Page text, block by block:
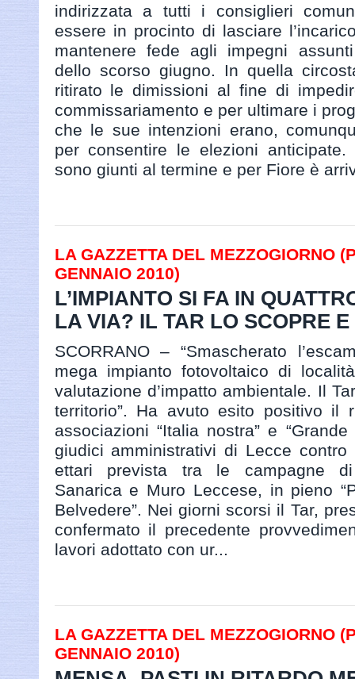
indirizzata a tutti i consiglieri
essere in procinto di lasciare
mantenere fede agli impegni
dello scorso giugno. In quella
ritirato le dimissioni al fine di
commissariamento e per ultimare i
che le sue intenzioni erano,
per consentire le elezioni
sono giunti al termine e per Fiore è
LA GAZZETTA DEL MEZZOGIORNO
GENNAIO 2010)
L’IMPIANTO SI FA IN
LA VIA? IL TAR LO SCOPRE
SCORRANO – “Smascherato
mega impianto fotovoltaico di
valutazione d’impatto ambientale. Il
territorio”. Ha avuto esito positivo il
associazioni “Italia nostra” e
giudici amministrativi di Lecce
ettari prevista tra le campagne di
Sanarica e Muro Leccese, in pieno
Belvedere”. Nei giorni scorsi il Tar,
confermato il precedente
lavori adottato con ur...
LA GAZZETTA DEL MEZZOGIORNO
GENNAIO 2010)